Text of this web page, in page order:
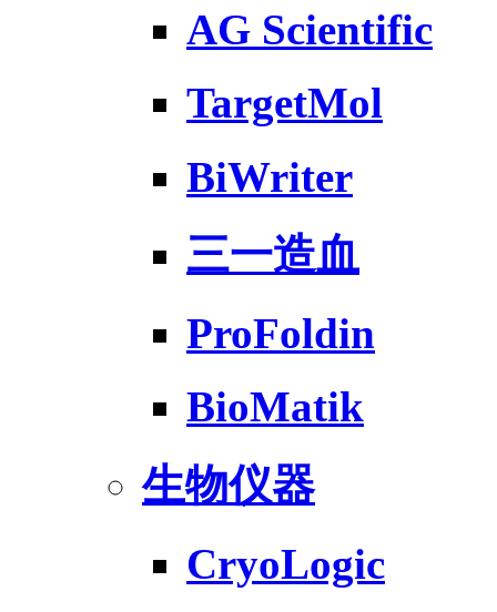
AG Scientific
TargetMol
BiWriter
三一造血
ProFoldin
BioMatik
生物仪器
CryoLogic